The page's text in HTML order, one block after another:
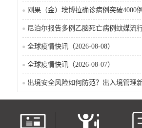
全球疫情快讯（2026-08-08）
全球疫情快讯（2026-08-07）